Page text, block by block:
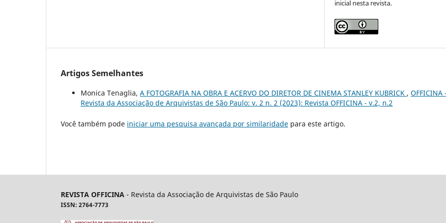
inicial nesta revista.
Artigos Semelhantes
Monica Tenaglia, A FOTOGRAFIA NA OBRA E ACERVO DO DIRETOR DE CINEMA STANLEY KUBRICK , OFFICINA
Revista da Associação de Arquivistas de São Paulo: v. 2 n. 2 (2023): Revista OFFICINA - v.2, n.2
Você também pode iniciar uma pesquisa avançada por similaridade para este artigo.
REVISTA OFFICINA - Revista da Associação de Arquivistas de São Paulo
ISSN: 2764-7773